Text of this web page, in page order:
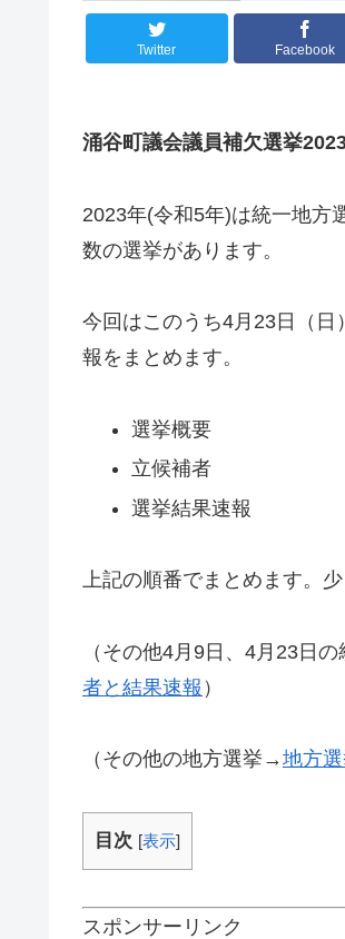
Twitter Facebook
涌谷町議会議員補欠選挙
2023年(令和5年)は統一地方
数の選挙があります。
今回はこのうち4月23日（
報をまとめます。
選挙概要
立候補者
選挙結果速報
上記の順番でまとめます。
（その他4月9日、4月23日
者と結果速報 ）
（その他の地方選挙→地方
目次 [表示]
スポンサーリンク